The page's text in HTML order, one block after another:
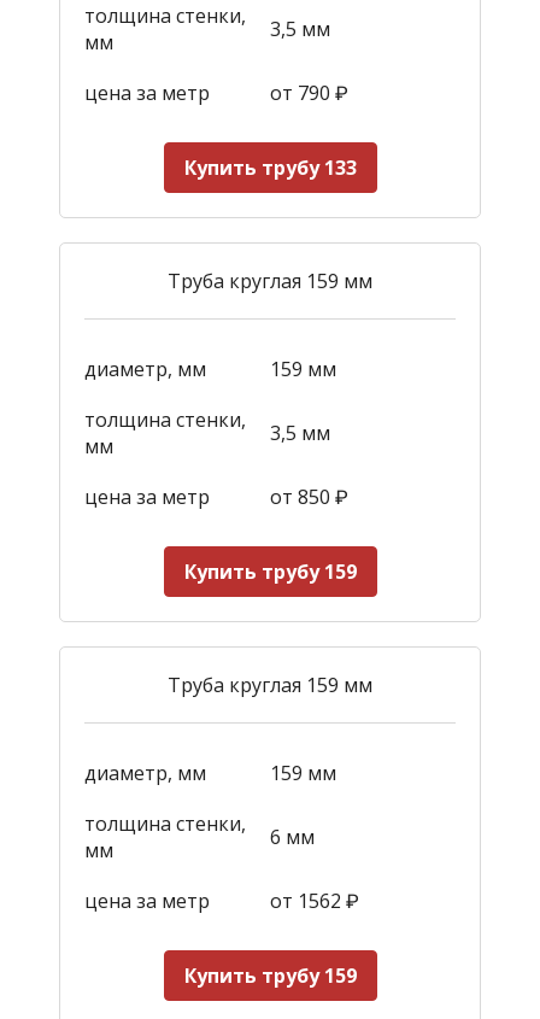
толщина стенки,
мм
3,5 мм
цена за метр от 790 ₽
Купить трубу 133
Труба круглая 159 мм
диаметр, мм
159 мм
толщина стенки,
мм
3,5 мм
цена за метр от 850 ₽
Купить трубу 159
Труба круглая 159 мм
диаметр, мм
159 мм
толщина стенки,
мм
6 мм
цена за метр от 1562 ₽
Купить трубу 159